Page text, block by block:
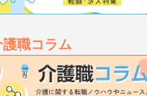
護職コラム